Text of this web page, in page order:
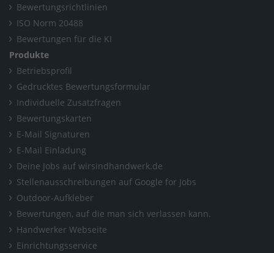
Bewertungsrichtlinien
ISO Norm 20488
Bewertungen für die KI
Produkte
Betriebsprofil
Gedrucktes Bewertungsformular
Individuelle Zusatzfragen
Bewertungskarten
E-Mail Signaturen
E-Mail Einladung
Deine Jobs auf wirsindhandwerk.de
Stellenausschreibungen auf Google for Jobs
Outdoor-Aufkleber
Bewertungen, auf die man sich verlassen kann.
Handwerker Webseite
Einrichtungsservice